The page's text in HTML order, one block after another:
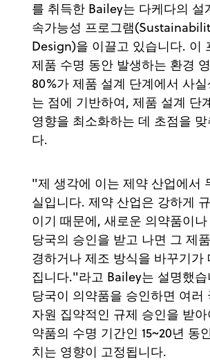
를 취득한 Bailey는 다케다의 설
속가능성 프로그램
Design)을 이끌고 있습니다. 이
제품 수명 동안 발생하는 환경
80%가 제품 설계 단계에서 사
는 점에 기반하여, 제품 설계 단
영향을 최소화하는 데 초점을
다.
"제 생각에 이는 제약 산업에서
실입니다. 제약 산업은 강하게
이기 때문에, 새로운 의약품이
당국의 승인을 받고 나면 그 제
경하거나 제조 방식을 바꾸기가
집니다."라고 Bailey는 설명했습
당국이 의약품을 승인하면 여러
자원 집약적인 규제 승인을 받
약품의 수명 기간인 15~20년 동
치는 영향이 고정됩니다.